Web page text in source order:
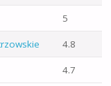
5
4.8
4.7